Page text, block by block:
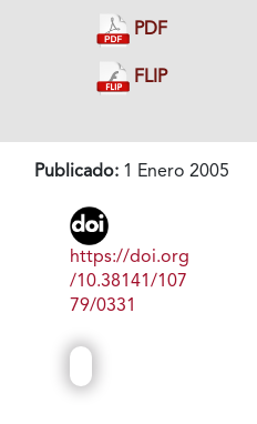
PDF
FLIP
Publicado: 1 Enero 2005
https://doi.org
/10.38141/107
79/0331